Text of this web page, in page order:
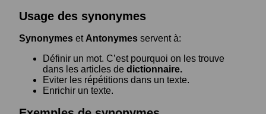
Usage des synonymes
Synonymes et Antonymes servent à:
Définir un mot. C’est pourquoi on les trouve
dans les articles de dictionnaire.
Eviter les répétitions dans un texte.
Enrichir un texte.